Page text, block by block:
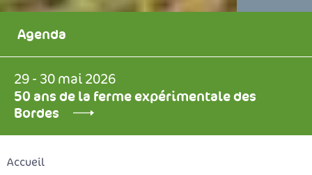
Agenda
29 - 30 mai 2026
50 ans de la ferme expérimentale des
Bordes
Accueil